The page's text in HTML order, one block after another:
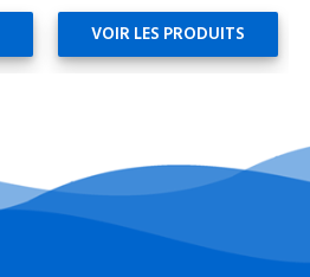
VOIR LES PRODUITS